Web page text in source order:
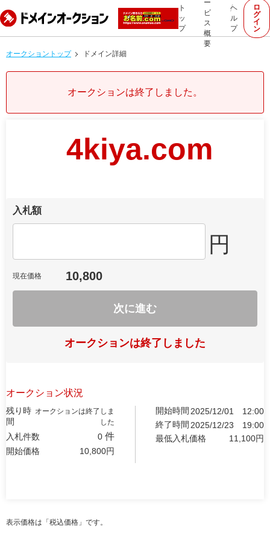
ト
ッ
プ
ー
ビ
ス
概
要
ヘ
ル
プ
ロ
グ
イ
ン
オークショントップ ドメイン詳細
オークションは終了しました。
4kiya.com
入札額
円
現在価格 10,800
次に進む
オークションは終了しました
オークション状況
残り時
間
オークションは終了しま
した
入札件数 0 件
開始価格 10,800円
開始時間 2025/12/01
12:00
終了時間 2025/12/23
19:00
最低入札価格
11,100円
表示価格は「税込価格」です。